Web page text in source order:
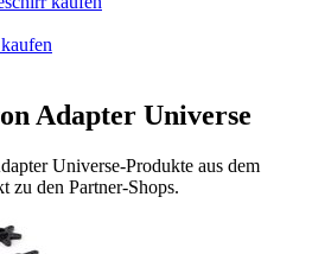
kaufen
Adapter Universe
Universe-Produkte aus dem
zu den Partner-Shops.